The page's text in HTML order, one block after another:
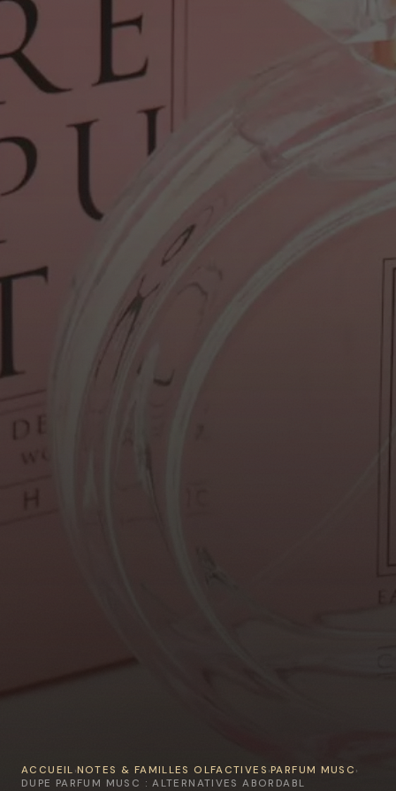
ACCUEIL ›NOTES & FAMILLES OLFACTIVES ›PARFUM MUSC ›
DUPE PARFUM MUSC : ALTERNATIVES ABORDABL